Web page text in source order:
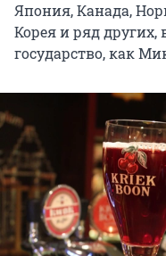
Япония, Канада,
Корея и ряд других,
государство, как